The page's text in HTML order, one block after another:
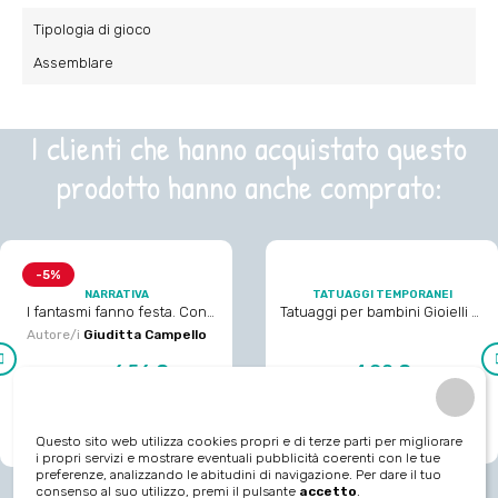
Tipologia di gioco
Assemblare
I clienti che hanno acquistato questo
prodotto hanno anche comprato:
-5%
NARRATIVA
I fantasmi fanno festa. Con
adesivi. Stampatello maiuscolo.
Autore/i Giuditta Campello
Prezzo
6,56 €
TATUAGGI TEMPORANEI
Tatuaggi per bambini Gioielli di
Prezzo
4,90 €
Questo sito web utilizza cookies propri e di terze parti per migliorare
i propri servizi e mostrare eventuali pubblicità coerenti con le tue
preferenze, analizzando le abitudini di navigazione. Per dare il tuo
consenso al suo utilizzo, premi il pulsante accetto